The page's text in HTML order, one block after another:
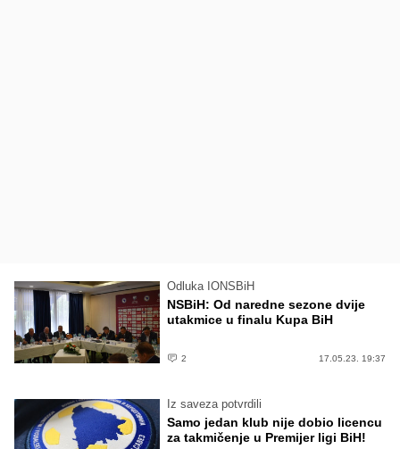
Odluka IONSBiH
NSBiH: Od naredne sezone dvije
utakmice u finalu Kupa BiH
2 17.05.23. 19:37
Iz saveza potvrdili
Samo jedan klub nije dobio licencu
za takmičenje u Premijer ligi BiH!